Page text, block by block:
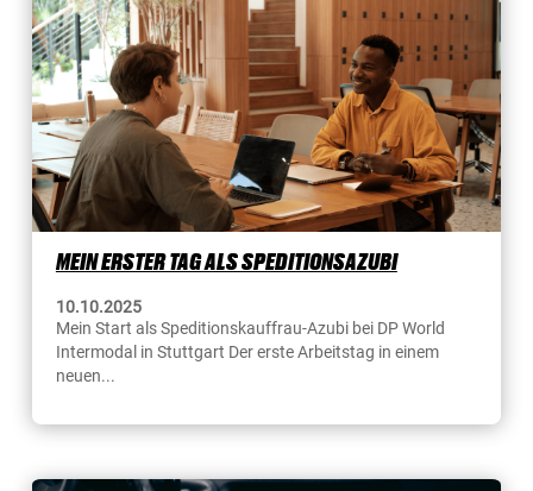
MEIN ERSTER TAG ALS SPEDITIONSAZUBI
10.10.2025
Mein Start als Speditionskauffrau-Azubi bei DP World
Intermodal in Stuttgart Der erste Arbeitstag in einem
neuen...